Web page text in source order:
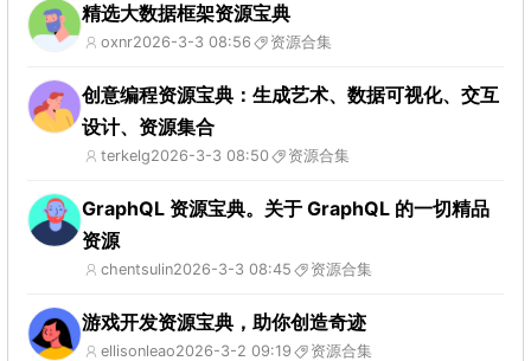
精选大数据框架资源宝典
oxnr2026-3-3 08:56 资源合集
创意编程资源宝典：生成艺术、数据可视化、交互
设计、资源集合
terkelg2026-3-3 08:50 资源合集
GraphQL 资源宝典。关于 GraphQL 的一切精品
资源
chentsulin2026-3-3 08:45 资源合集
游戏开发资源宝典，助你创造奇迹
ellisonleao2026-3-2 09:19 资源合集